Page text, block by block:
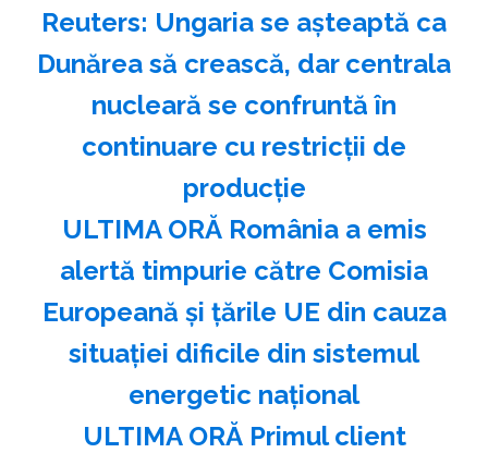
Reuters: Ungaria se aşteaptă ca
Dunărea să crească, dar centrala
nucleară se confruntă în
continuare cu restricţii de
producţie
ULTIMA ORĂ România a emis
alertă timpurie către Comisia
Europeană și țările UE din cauza
situației dificile din sistemul
energetic național
ULTIMA ORĂ Primul client